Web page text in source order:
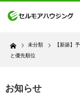
Home 未分類
【新築】
と優先順位
お知らせ